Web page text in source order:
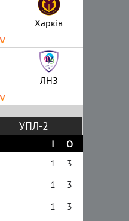
Харків
ЛНЗ
УПЛ-2
І
О
1
3
1
3
1
3